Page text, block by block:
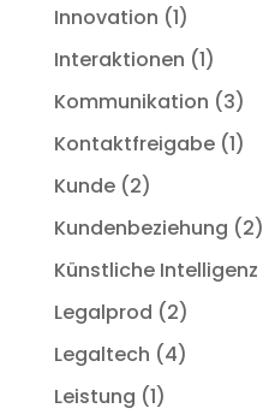
Innovation (1)
Interaktionen (1)
Kommunikation (3)
Kontaktfreigabe(1)
Kunde(2)
Kundenbeziehung (2)
Künstliche Intelligenz
Legalprod (2)
Legaltech (4)
Leistung (1)